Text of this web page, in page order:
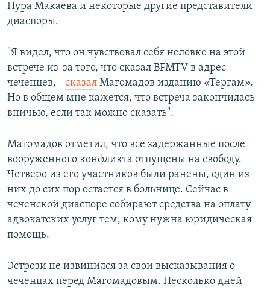
Нура Макаева и некоторые другие представители
диаспоры.
"Я видел, что он чувствовал себя неловко на этой
встрече из-за того, что сказал BFMTV в адрес
чеченцев, - сказал Магомадов изданию «Тергам». -
Но в общем мне кажется, что встреча закончилась
вничью, если так можно сказать".
Магомадов отметил, что все задержанные после
вооруженного конфликта отпущены на свободу.
Четверо из его участников были ранены, один из
них до сих пор остается в больнице. Сейчас в
чеченской диаспоре собирают средства на оплату
адвокатских услуг тем, кому нужна юридическая
помощь.
Эстрози не извинился за свои высказывания о
чеченцах перед Магомадовым. Несколько дней